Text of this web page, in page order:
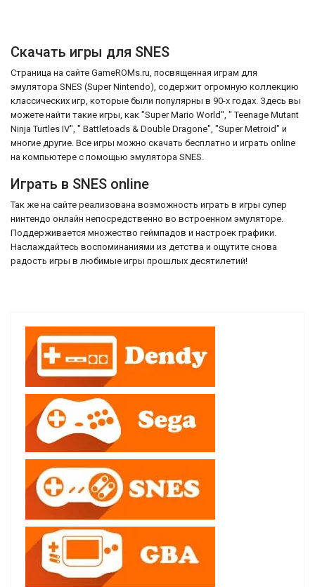
Скачать игры для SNES
Страница на сайте GameROMs.ru, посвященная играм для
эмулятора SNES (Super Nintendo), содержит огромную коллекцию
классических игр, которые были популярны в 90-х годах. Здесь вы
можете найти такие игры, как "Super Mario World", " Teenage Mutant
Ninja Turtles IV", " Battletoads & Double Dragone", "Super Metroid" и
многие другие. Все игры можно скачать бесплатно и играть online
на компьютере с помощью эмулятора SNES.
Играть в SNES online
Так же на сайте реализована возможность играть в игры супер
нинтендо онлайн непосредственно во встроенном эмуляторе.
Поддерживается множество геймпадов и настроек графики.
Наслаждайтесь воспоминаниями из детства и ощутите снова
радость игры в любимые игры прошлых десятилетий!